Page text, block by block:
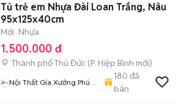
Tủ trẻ em Nhựa Đài Loan Trắng, Nâu
95x125x40cm
Mới Nhựa
1.500.000 đ
Thành phố Thủ Đức (P. Hiệp Bình mới)
Nội Thất Gía Xưởng Phúc
180 đã
bán